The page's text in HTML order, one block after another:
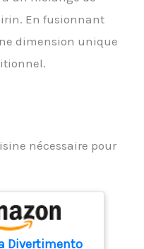
En fusionnant
dimension unique
nécessaire pour
Divertimento